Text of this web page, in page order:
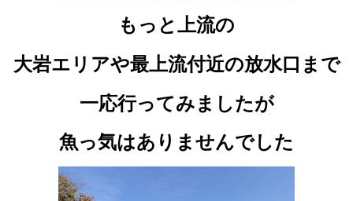
もっと上流の
大岩エリアや最上流付近の放水口まで
一応行ってみましたが
魚っ気はありませんでした